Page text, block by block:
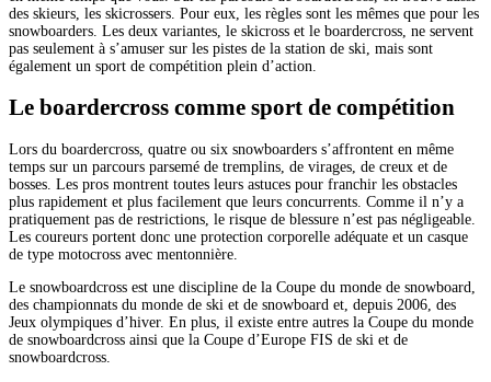
des skieurs, les skicrossers. Pour eux, les règles sont les mêmes que pour les
snowboarders. Les deux variantes, le skicross et le boardercross, ne servent
pas seulement à s’amuser sur les pistes de la station de ski, mais sont
également un sport de compétition plein d’action.
Le boardercross comme sport de compétition
Lors du boardercross, quatre ou six snowboarders s’affrontent en même
temps sur un parcours parsemé de tremplins, de virages, de creux et de
bosses. Les pros montrent toutes leurs astuces pour franchir les obstacles
plus rapidement et plus facilement que leurs concurrents. Comme il n’y a
pratiquement pas de restrictions, le risque de blessure n’est pas négligeable.
Les coureurs portent donc une protection corporelle adéquate et un casque
de type motocross avec mentonnière.
Le snowboardcross est une discipline de la Coupe du monde de snowboard,
des championnats du monde de ski et de snowboard et, depuis 2006, des
Jeux olympiques d’hiver. En plus, il existe entre autres la Coupe du monde
de snowboardcross ainsi que la Coupe d’Europe FIS de ski et de
snowboardcross.